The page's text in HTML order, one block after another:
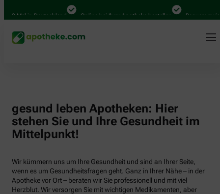
Mal in Deutschland Online bei Ihrer Apotheke bestellen Bequem
gesund leben Apotheken: Hier
stehen Sie und Ihre Gesundheit im
Mittelpunkt!
Wir kümmern uns um Ihre Gesundheit und sind an Ihrer Seite,
wenn es um Gesundheitsfragen geht. Ganz in Ihrer Nähe – in der
Apotheke vor Ort – beraten wir Sie professionell und mit viel
Herzblut. Wir versorgen Sie mit wichtigen Medikamenten, aber